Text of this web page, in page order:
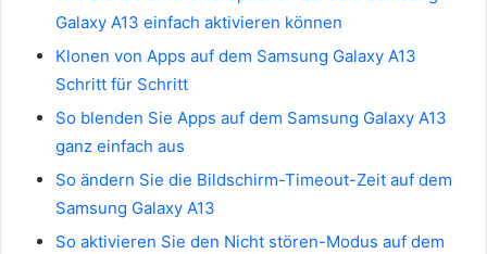
Galaxy A13 einfach aktivieren können
Klonen von Apps auf dem Samsung Galaxy A13
Schritt für Schritt
So blenden Sie Apps auf dem Samsung Galaxy A13
ganz einfach aus
So ändern Sie die Bildschirm-Timeout-Zeit auf dem
Samsung Galaxy A13
So aktivieren Sie den Nicht stören-Modus auf dem